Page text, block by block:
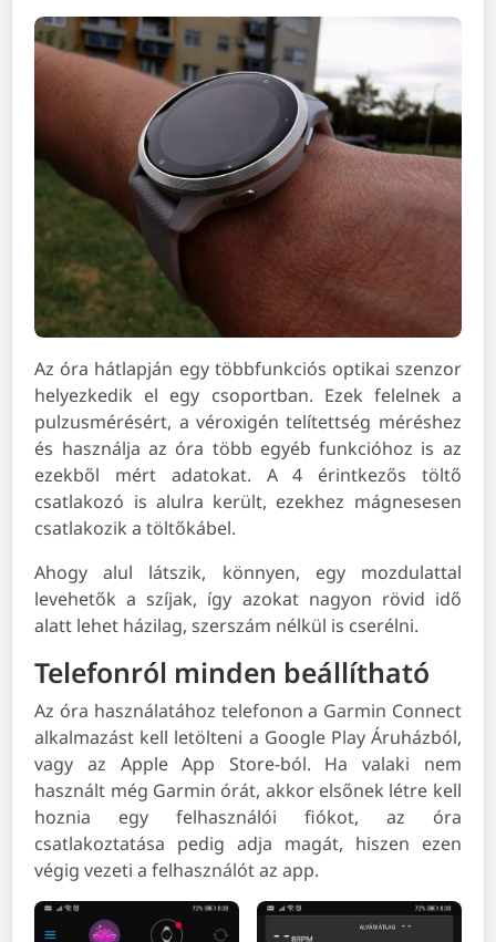
Az óra hátlapján egy többfunkciós optikai szenzor
helyezkedik el egy csoportban. Ezek felelnek a
pulzusmérésért, a véroxigén telítettség méréshez
és használja az óra több egyéb funkcióhoz is az
ezekből mért adatokat. A 4 érintkezős töltő
csatlakozó is alulra került, ezekhez mágnesesen
csatlakozik a töltőkábel.
Ahogy alul látszik, könnyen, egy mozdulattal
levehetők a szíjak, így azokat nagyon rövid idő
alatt lehet házilag, szerszám nélkül is cserélni.
Telefonról minden beállítható
Az óra használatához telefonon a Garmin Connect
alkalmazást kell letölteni a Google Play Áruházból,
vagy az Apple App Store-ból. Ha valaki nem
használt még Garmin órát, akkor elsőnek létre kell
hoznia egy felhasználói fiókot, az óra
csatlakoztatása pedig adja magát, hiszen ezen
végig vezeti a felhasználót az app.